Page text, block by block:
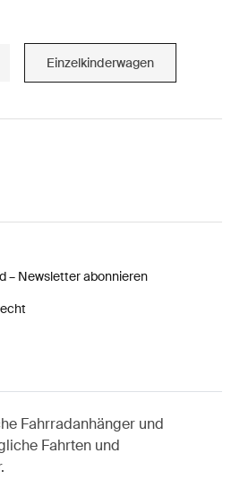
Einzelkinderwagen
Blasses Khaki (selected)
single dunkler Schiefer
– Newsletter abonnieren
Fahrradanhänger und
Fahrten und